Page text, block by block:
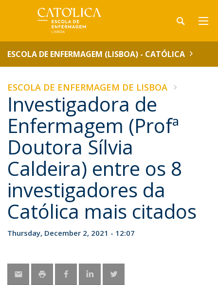
ESCOLA DE ENFERMAGEM (LISBOA) - CATÓLICA
ESCOLA DE ENFERMAGEM DE LISBOA
Investigadora de
Enfermagem (Profª
Doutora Sílvia
Caldeira) entre os 8
investigadores da
Católica mais citados
Thursday, December 2, 2021 - 12:07